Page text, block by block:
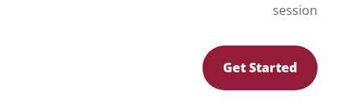
session
Get Started